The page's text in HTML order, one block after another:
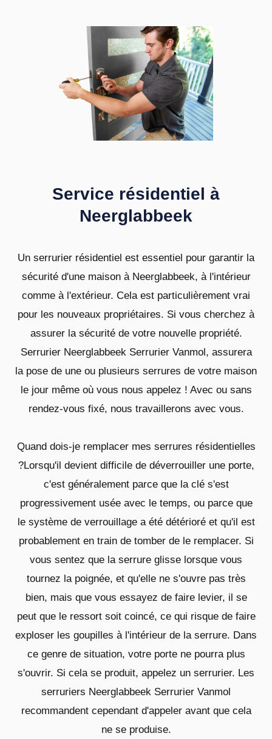
Service résidentiel à
Neerglabbeek
Un serrurier résidentiel est essentiel pour garantir la
sécurité d'une maison à Neerglabbeek, à l'intérieur
comme à l'extérieur. Cela est particulièrement vrai
pour les nouveaux propriétaires. Si vous cherchez à
assurer la sécurité de votre nouvelle propriété.
Serrurier Neerglabbeek Serrurier Vanmol, assurera
la pose de une ou plusieurs serrures de votre maison
le jour même où vous nous appelez ! Avec ou sans
rendez-vous fixé, nous travaillerons avec vous.
Quand dois-je remplacer mes serrures résidentielles
?Lorsqu'il devient difficile de déverrouiller une porte,
c'est généralement parce que la clé s'est
progressivement usée avec le temps, ou parce que
le système de verrouillage a été détérioré et qu'il est
probablement en train de tomber de le remplacer. Si
vous sentez que la serrure glisse lorsque vous
tournez la poignée, et qu'elle ne s'ouvre pas très
bien, mais que vous essayez de faire levier, il se
peut que le ressort soit coincé, ce qui risque de faire
exploser les goupilles à l'intérieur de la serrure. Dans
ce genre de situation, votre porte ne pourra plus
s'ouvrir. Si cela se produit, appelez un serrurier. Les
serruriers Neerglabbeek Serrurier Vanmol
recommandent cependant d'appeler avant que cela
ne se produise.